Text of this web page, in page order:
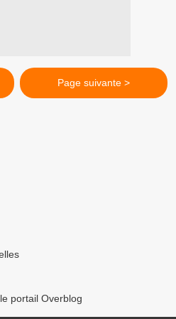
Page suivante >
portail Overblog